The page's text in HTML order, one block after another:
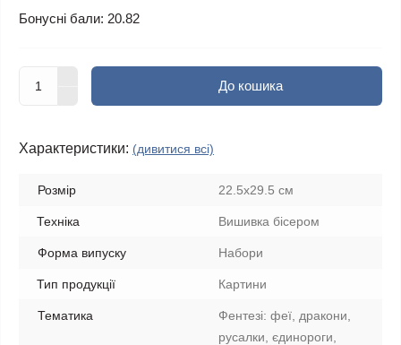
Бонусні бали: 20.82
До кошика
Характеристики: (дивитися всі)
Розмір 22.5x29.5 см
Техніка Вишивка бісером
Форма випуску Набори
Тип продукції Картини
Тематика
Фентезі: феї, дракони,
русалки, єдинороги,